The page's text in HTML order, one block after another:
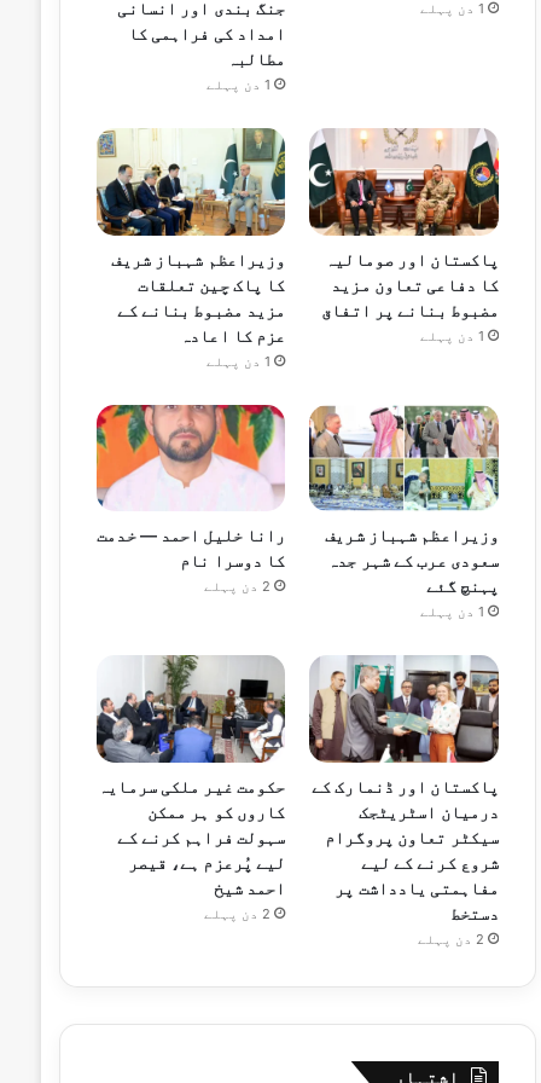
1 دن پہلے
جنگ بندی اور انسانی
امداد کی فراہمی کا
مطالبہ
1 دن پہلے
پاکستان اور صومالیہ
کا دفاعی تعاون مزید
مضبوط بنانے پر اتفاق
1 دن پہلے
وزیراعظم شہباز شریف
کا پاک چین تعلقات
مزید مضبوط بنانے کے
عزم کا اعادہ
1 دن پہلے
وزیراعظم شہباز شریف
سعودی عرب کے شہر جدہ
پہنچ گئے
1 دن پہلے
رانا خلیل احمد — خدمت
کا دوسرا نام
2 دن پہلے
پاکستان اور ڈنمارک کے
درمیان اسٹریٹجک
سیکٹر تعاون پروگرام
شروع کرنے کے لیے
مفاہمتی یادداشت پر
دستخط
2 دن پہلے
حکومت غیر ملکی سرمایہ
کاروں کو ہر ممکن
سہولت فراہم کرنے کے
لیے پُرعزم ہے، قیصر
احمد شیخ
2 دن پہلے
اشتہار